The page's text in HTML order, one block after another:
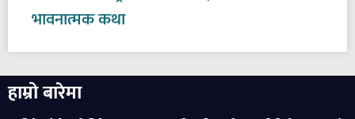
भावनात्मक कथा
हाम्रो बारेमा